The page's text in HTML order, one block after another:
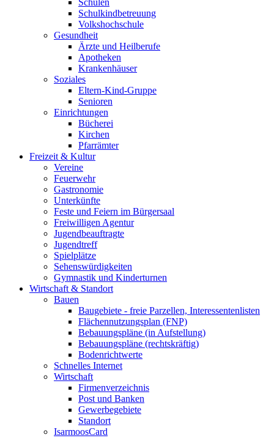
Schulen
Schulkindbetreuung
Volkshochschule
Gesundheit
Ärzte und Heilberufe
Apotheken
Krankenhäuser
Soziales
Eltern-Kind-Gruppe
Senioren
Einrichtungen
Bücherei
Kirchen
Pfarrämter
Freizeit & Kultur
Vereine
Feuerwehr
Gastronomie
Unterkünfte
Feste und Feiern im Bürgersaal
Freiwilligen Agentur
Jugendbeauftragte
Jugendtreff
Spielplätze
Sehenswürdigkeiten
Gymnastik und Kinderturnen
Wirtschaft & Standort
Bauen
Baugebiete - freie Parzellen, Interessentenlisten
Flächennutzungsplan (FNP)
Bebauungspläne (in Aufstellung)
Bebauungspläne (rechtskräftig)
Bodenrichtwerte
Schnelles Internet
Wirtschaft
Firmenverzeichnis
Post und Banken
Gewerbegebiete
Standort
IsarmoosCard